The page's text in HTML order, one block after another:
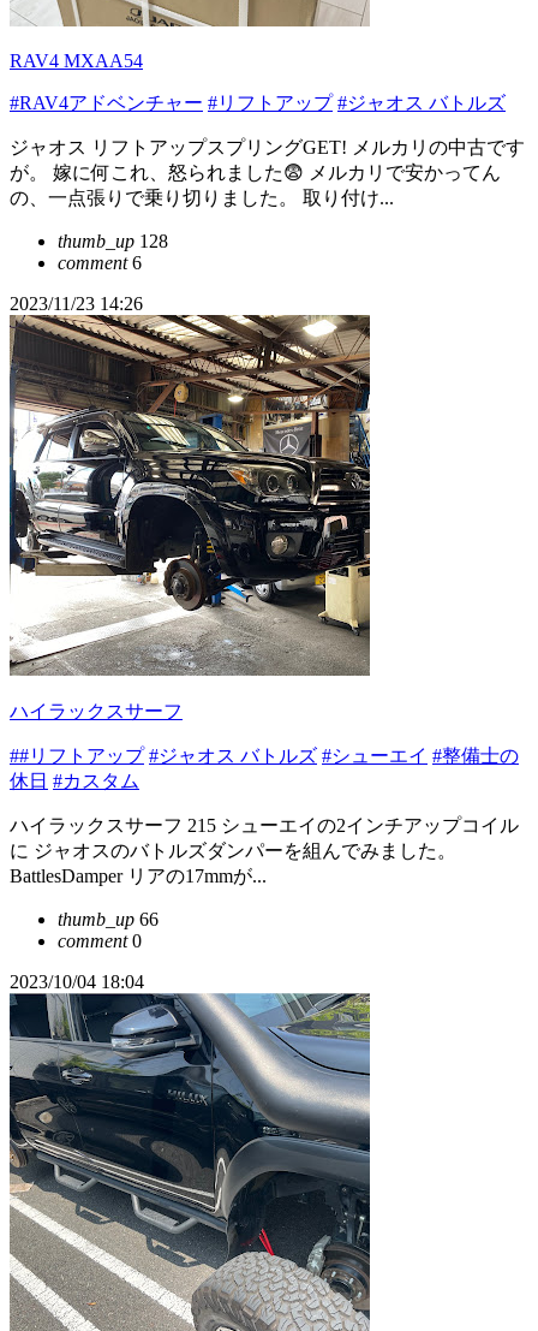
RAV4 MXAA54
#RAV4アドベンチャー #リフトアップ #ジャオス バトルズ
ジャオス リフトアップスプリングGET! メルカリの中古です
が。 嫁に何これ、怒られました😨 メルカリで安かってん
の、一点張りで乗り切りました。 取り付け...
thumb_up 128
comment6
2023/11/23 14:26
ハイラックスサーフ
##リフトアップ #ジャオス バトルズ #シューエイ #整備士の
休日 #カスタム
ハイラックスサーフ 215 シューエイの2インチアップコイル
に ジャオスのバトルズダンパーを組んでみました。
BattlesDamper リアの17mmが...
thumb_up 66
comment0
2023/10/04 18:04